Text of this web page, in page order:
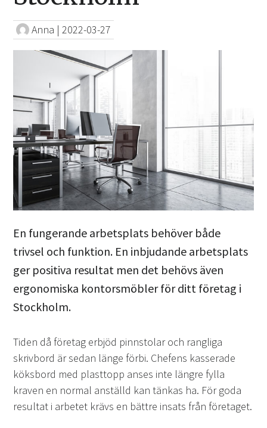
Anna |2022-03-27
En fungerande arbetsplats behöver både
trivsel och funktion. En inbjudande arbetsplats
ger positiva resultat men det behövs även
ergonomiska kontorsmöbler för ditt företag i
Stockholm.
Tiden då företag erbjöd pinnstolar och rangliga
skrivbord är sedan länge förbi. Chefens kasserade
köksbord med plasttopp anses inte längre fylla
kraven en normal anställd kan tänkas ha. För goda
resultat i arbetet krävs en bättre insats från företaget.